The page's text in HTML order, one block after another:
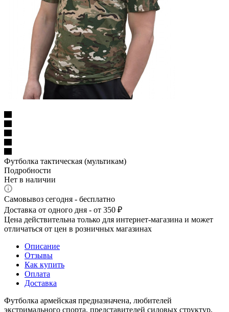
Футболка тактическая (мультикам)
Подробности
Нет в наличии
Самовывоз сегодня - бесплатно
Доставка от одного дня - от 350 ₽
Цена действительна только для интернет-магазина и может
отличаться от цен в розничных магазинах
Описание
Отзывы
Как купить
Оплата
Доставка
Футболка армейская предназначена, любителей
экстримального спорта, представителей силовых структур,